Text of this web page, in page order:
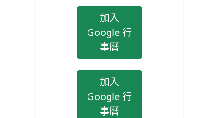
加入
Google 行
事曆
加入
Google 行
事曆